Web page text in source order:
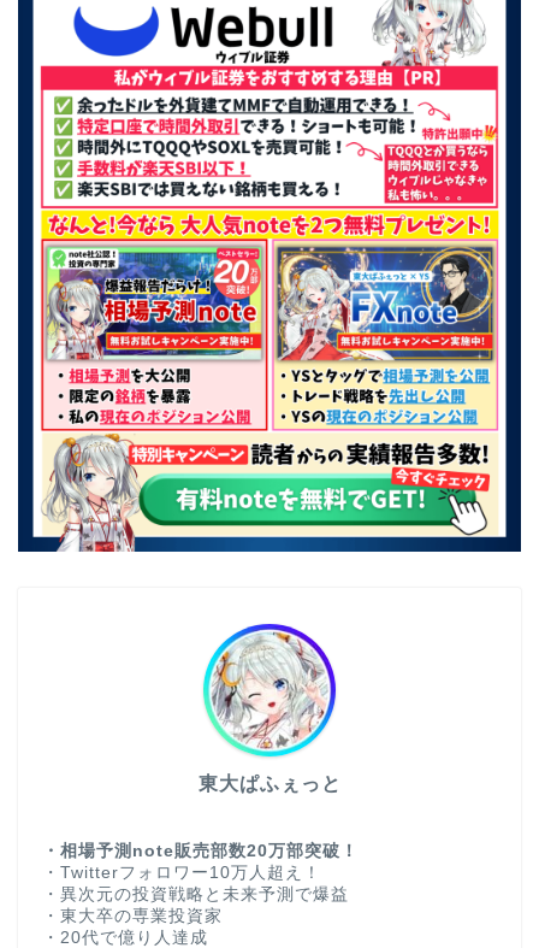
東大ぱふぇっと
・相場予測note販売部数20万部突破！
・Twitterフォロワー10万人超え！
・異次元の投資戦略と未来予測で爆益
・東大卒の専業投資家
・20代で億り人達成